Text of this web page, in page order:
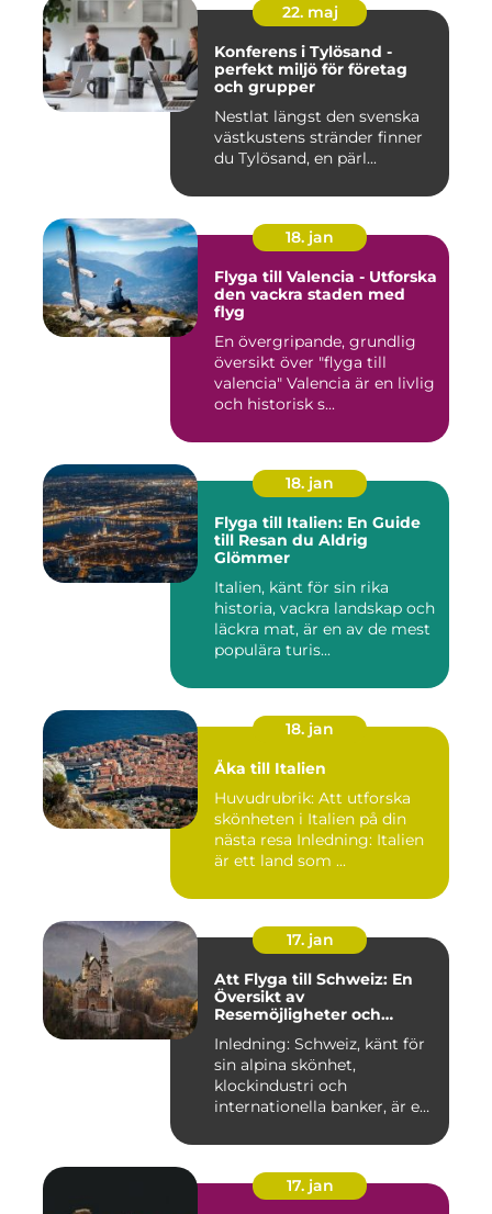
22. maj
Konferens i Tylösand -
perfekt miljö för företag
och grupper
Nestlat längst den svenska
västkustens stränder finner
du Tylösand, en pärl...
18. jan
Flyga till Valencia - Utforska
den vackra staden med
flyg
En övergripande, grundlig
översikt över "flyga till
valencia" Valencia är en livlig
och historisk s...
18. jan
Flyga till Italien: En Guide
till Resan du Aldrig
Glömmer
Italien, känt för sin rika
historia, vackra landskap och
läckra mat, är en av de mest
populära turis...
18. jan
Åka till Italien
Huvudrubrik: Att utforska
skönheten i Italien på din
nästa resa Inledning: Italien
är ett land som ...
17. jan
Att Flyga till Schweiz: En
Översikt av
Resemöjligheter och
Nackdelar
Inledning: Schweiz, känt för
sin alpina skönhet,
klockindustri och
internationella banker, är en
17. jan